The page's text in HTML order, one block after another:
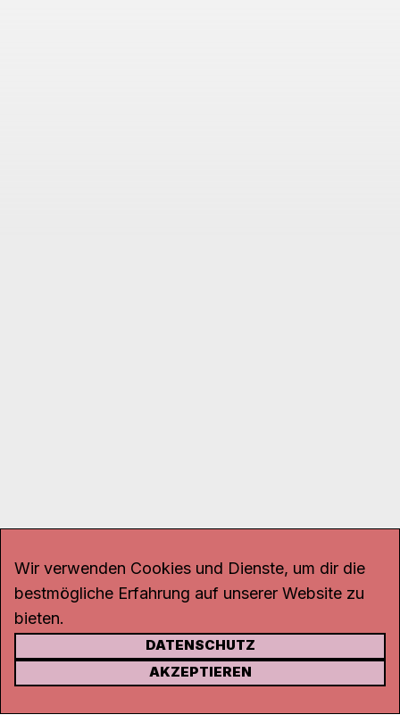
KONTAKT
Wir verwenden Cookies und Dienste, um dir die
bestmögliche Erfahrung auf unserer Website zu
bieten.
DATENSCHUTZ
AKZEPTIEREN